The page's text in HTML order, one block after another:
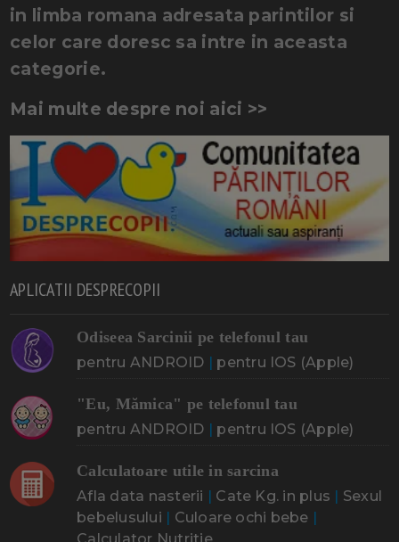
in limba romana adresata parintilor si
celor care doresc sa intre in aceasta
categorie.
Mai multe despre noi aici >>
APLICATII DESPRECOPII
Odiseea Sarcinii pe telefonul tau
pentru ANDROID | pentru IOS (Apple)
"Eu, Mămica" pe telefonul tau
pentru ANDROID | pentru IOS (Apple)
Calculatoare utile in sarcina
Afla data nasterii | Cate Kg. in plus | Sexul
bebelusului | Culoare ochi bebe |